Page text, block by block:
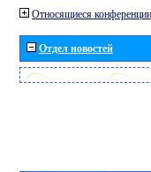
Относящиеся конференции
Отдел новостей